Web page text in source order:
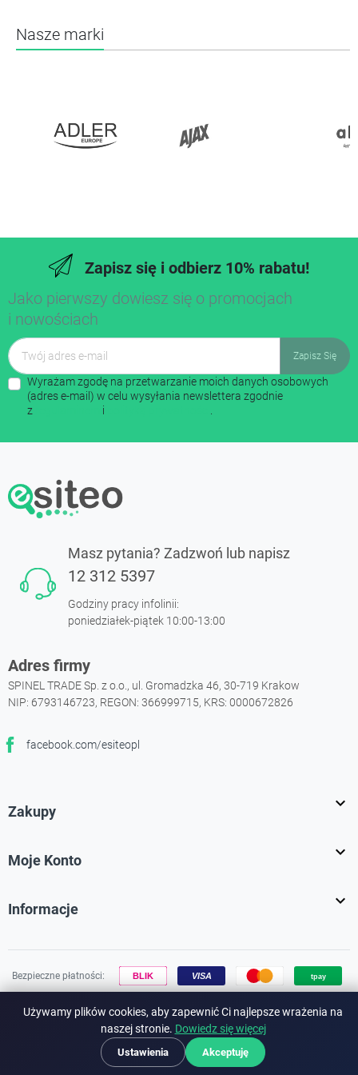
Nasze marki
Zapisz się i odbierz 10% rabatu!
Jako pierwszy dowiesz się o promocjach
i nowościach
Wyrażam zgodę na przetwarzanie moich danych osobowych
(adres e-mail) w celu wysyłania newslettera zgodnie
z
i
Masz pytania? Zadzwoń lub napisz
12 312 5397
Godziny pracy infolinii:
poniedziałek-piątek 10:00-13:00
Adres firmy
SPINEL TRADE Sp. z o.o., ul. Gromadzka 46, 30-719 Krakow
NIP: 6793146723, REGON: 366999715, KRS: 0000672826
facebook.com/esiteopl
Facebook
Zakupy 
Moje Konto 
Informacje 
Bezpieczne płatności:
Używamy plików cookies, aby zapewnić Ci najlepsze wrażenia na
naszej stronie. Dowiedz się więcej
Ustawienia Akceptuję